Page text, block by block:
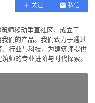
关注
私信
师移动垂直社区，成立于
们的产品。我们致力于通过
行业与科技，为建筑师提供
师的专业进阶与时代探索。